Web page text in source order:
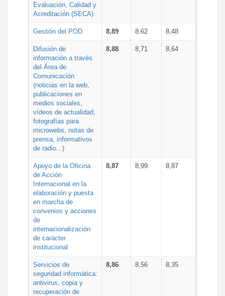
Evaluación, Calidad y
Acreditación (SECA)
Gestión del POD 8,89 8,62 8,48
Difusión de
información a través
del Área de
Comunicación
(noticias en la web,
publicaciones en
medios sociales,
vídeos de actualidad,
fotografías para
microwebs, notas de
prensa, informativos
de radio...)
8,88 8,71 8,64
Apoyo de la Oficina
de Acción
Internacional en la
elaboración y puesta
en marcha de
convenios y acciones
de
internacionalización
de carácter
institucional
8,87 8,99 8,87
Servicios de
seguridad informática:
antivirus, copia y
recuperación de
8,86 8,56 8,35